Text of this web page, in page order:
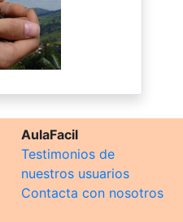
AulaFacil
Testimonios de
nuestros usuarios
Contacta con nosotros